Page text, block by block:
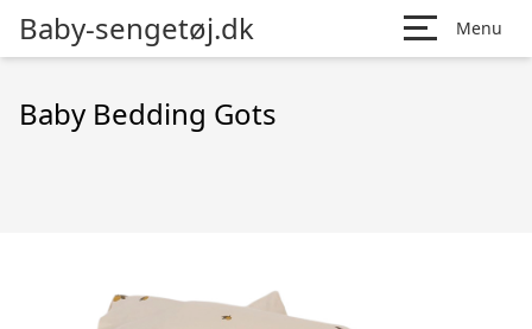
Baby-sengetøj.dk Menu
Baby Bedding Gots